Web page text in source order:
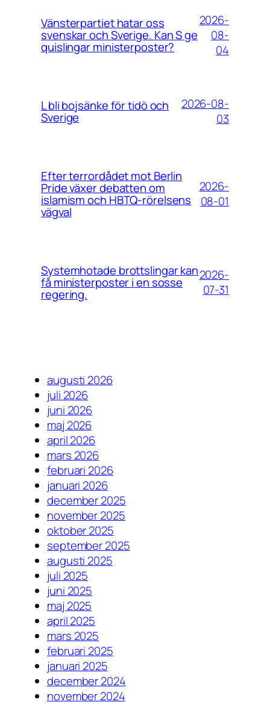
Vänsterpartiet hatar oss
svenskar och Sverige. Kan S ge
quislingar ministerposter?
2026-
08-
04
L bli bojsänke för tidö och
Sverige
2026-08-
03
Efter terrordådet mot Berlin
Pride växer debatten om
islamism och HBTQ-rörelsens
vägval
2026-
08-01
Systemhotade brottslingar kan
få ministerposter i en sosse
regering.
2026-
07-31
augusti 2026
juli 2026
juni 2026
maj 2026
april 2026
mars 2026
februari 2026
januari 2026
december 2025
november 2025
oktober 2025
september 2025
augusti 2025
juli 2025
juni 2025
maj 2025
april 2025
mars 2025
februari 2025
januari 2025
december 2024
november 2024